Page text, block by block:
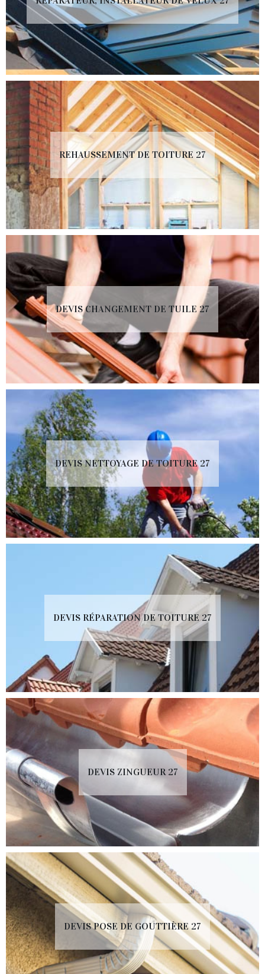
REHAUSSEMENT DE TOITURE 27
DEVIS CHANGEMENT DE TUILE 27
DEVIS NETTOYAGE DE TOITURE 27
DEVIS RÉPARATION DE TOITURE 27
DEVIS ZINGUEUR 27
DEVIS POSE DE GOUTTIÈRE 27